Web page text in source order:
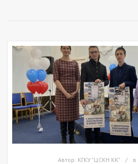
Автор: КГКУ "ЦСКН КК" в